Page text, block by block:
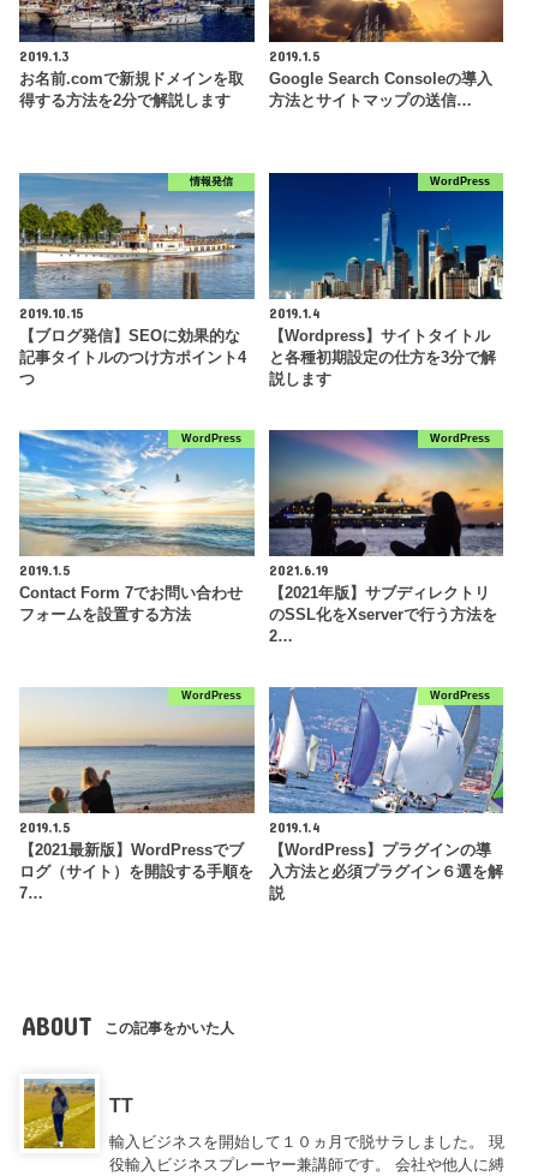
2019.1.3
お名前.comで新規ドメインを取
得する方法を2分で解説します
2019.1.5
Google Search Consoleの導入
方法とサイトマップの送信…
情報発信
2019.10.15
【ブログ発信】SEOに効果的な
記事タイトルのつけ方ポイント4
つ
WordPress
2019.1.4
【Wordpress】サイトタイトル
と各種初期設定の仕方を3分で解
説します
WordPress
2019.1.5
Contact Form 7でお問い合わせ
フォームを設置する方法
WordPress
2021.6.19
【2021年版】サブディレクトリ
のSSL化をXserverで行う方法を
2…
WordPress
2019.1.5
【2021最新版】WordPressでブ
ログ（サイト）を開設する手順を
7…
WordPress
2019.1.4
【WordPress】プラグインの導
入方法と必須プラグイン６選を解
説
ABOUT この記事をかいた人
TT
輸入ビジネスを開始して１０ヵ月で脱サラしました。 現
役輸入ビジネスプレーヤー兼講師です。 会社や他人に縛